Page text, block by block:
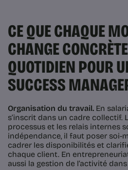
CE QUE CHAQUE
CHANGE
QUOTIDIEN POUR
SUCCESS
Organisation du travail. En
s’inscrit dans un cadre collectif.
processus et les relais internes
indépendance, il faut poser soi-
cadrer les disponibilités et
chaque client. En
aussi la gestion de l’activité